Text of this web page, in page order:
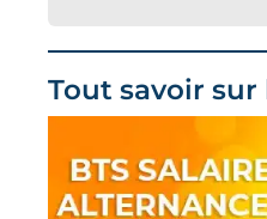
Tout savoir sur